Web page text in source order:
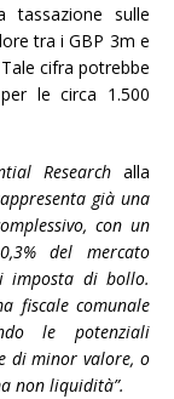
tassazione sulle
tra i GBP 3m e
cifra potrebbe
le circa 1.500
Researchalla
già una
con un
del mercato
imposta di bollo.
fiscale comunale
le potenziali
di minor valore, o
non liquidità”.